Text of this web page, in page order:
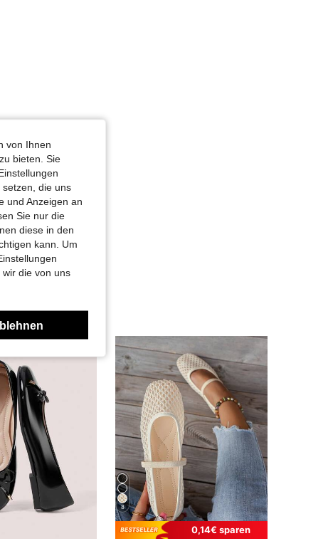
8
0,14€ sparen
von Ihnen
bieten. Sie
die uns
und Anzeigen an
Sie nur die
diese in den
kann. Um
die von uns